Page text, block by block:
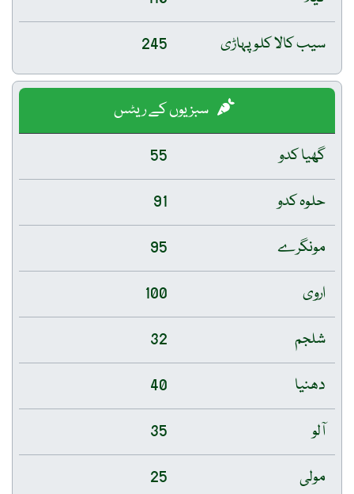
سیب کالا کلو پہاڑی
245
سبزیوں کے ریٹس
گھیا کدو
55
حلوہ کدو
91
مونگرے
95
اروی
100
شلجم
32
دھنیا
40
آلو
35
مولی
25